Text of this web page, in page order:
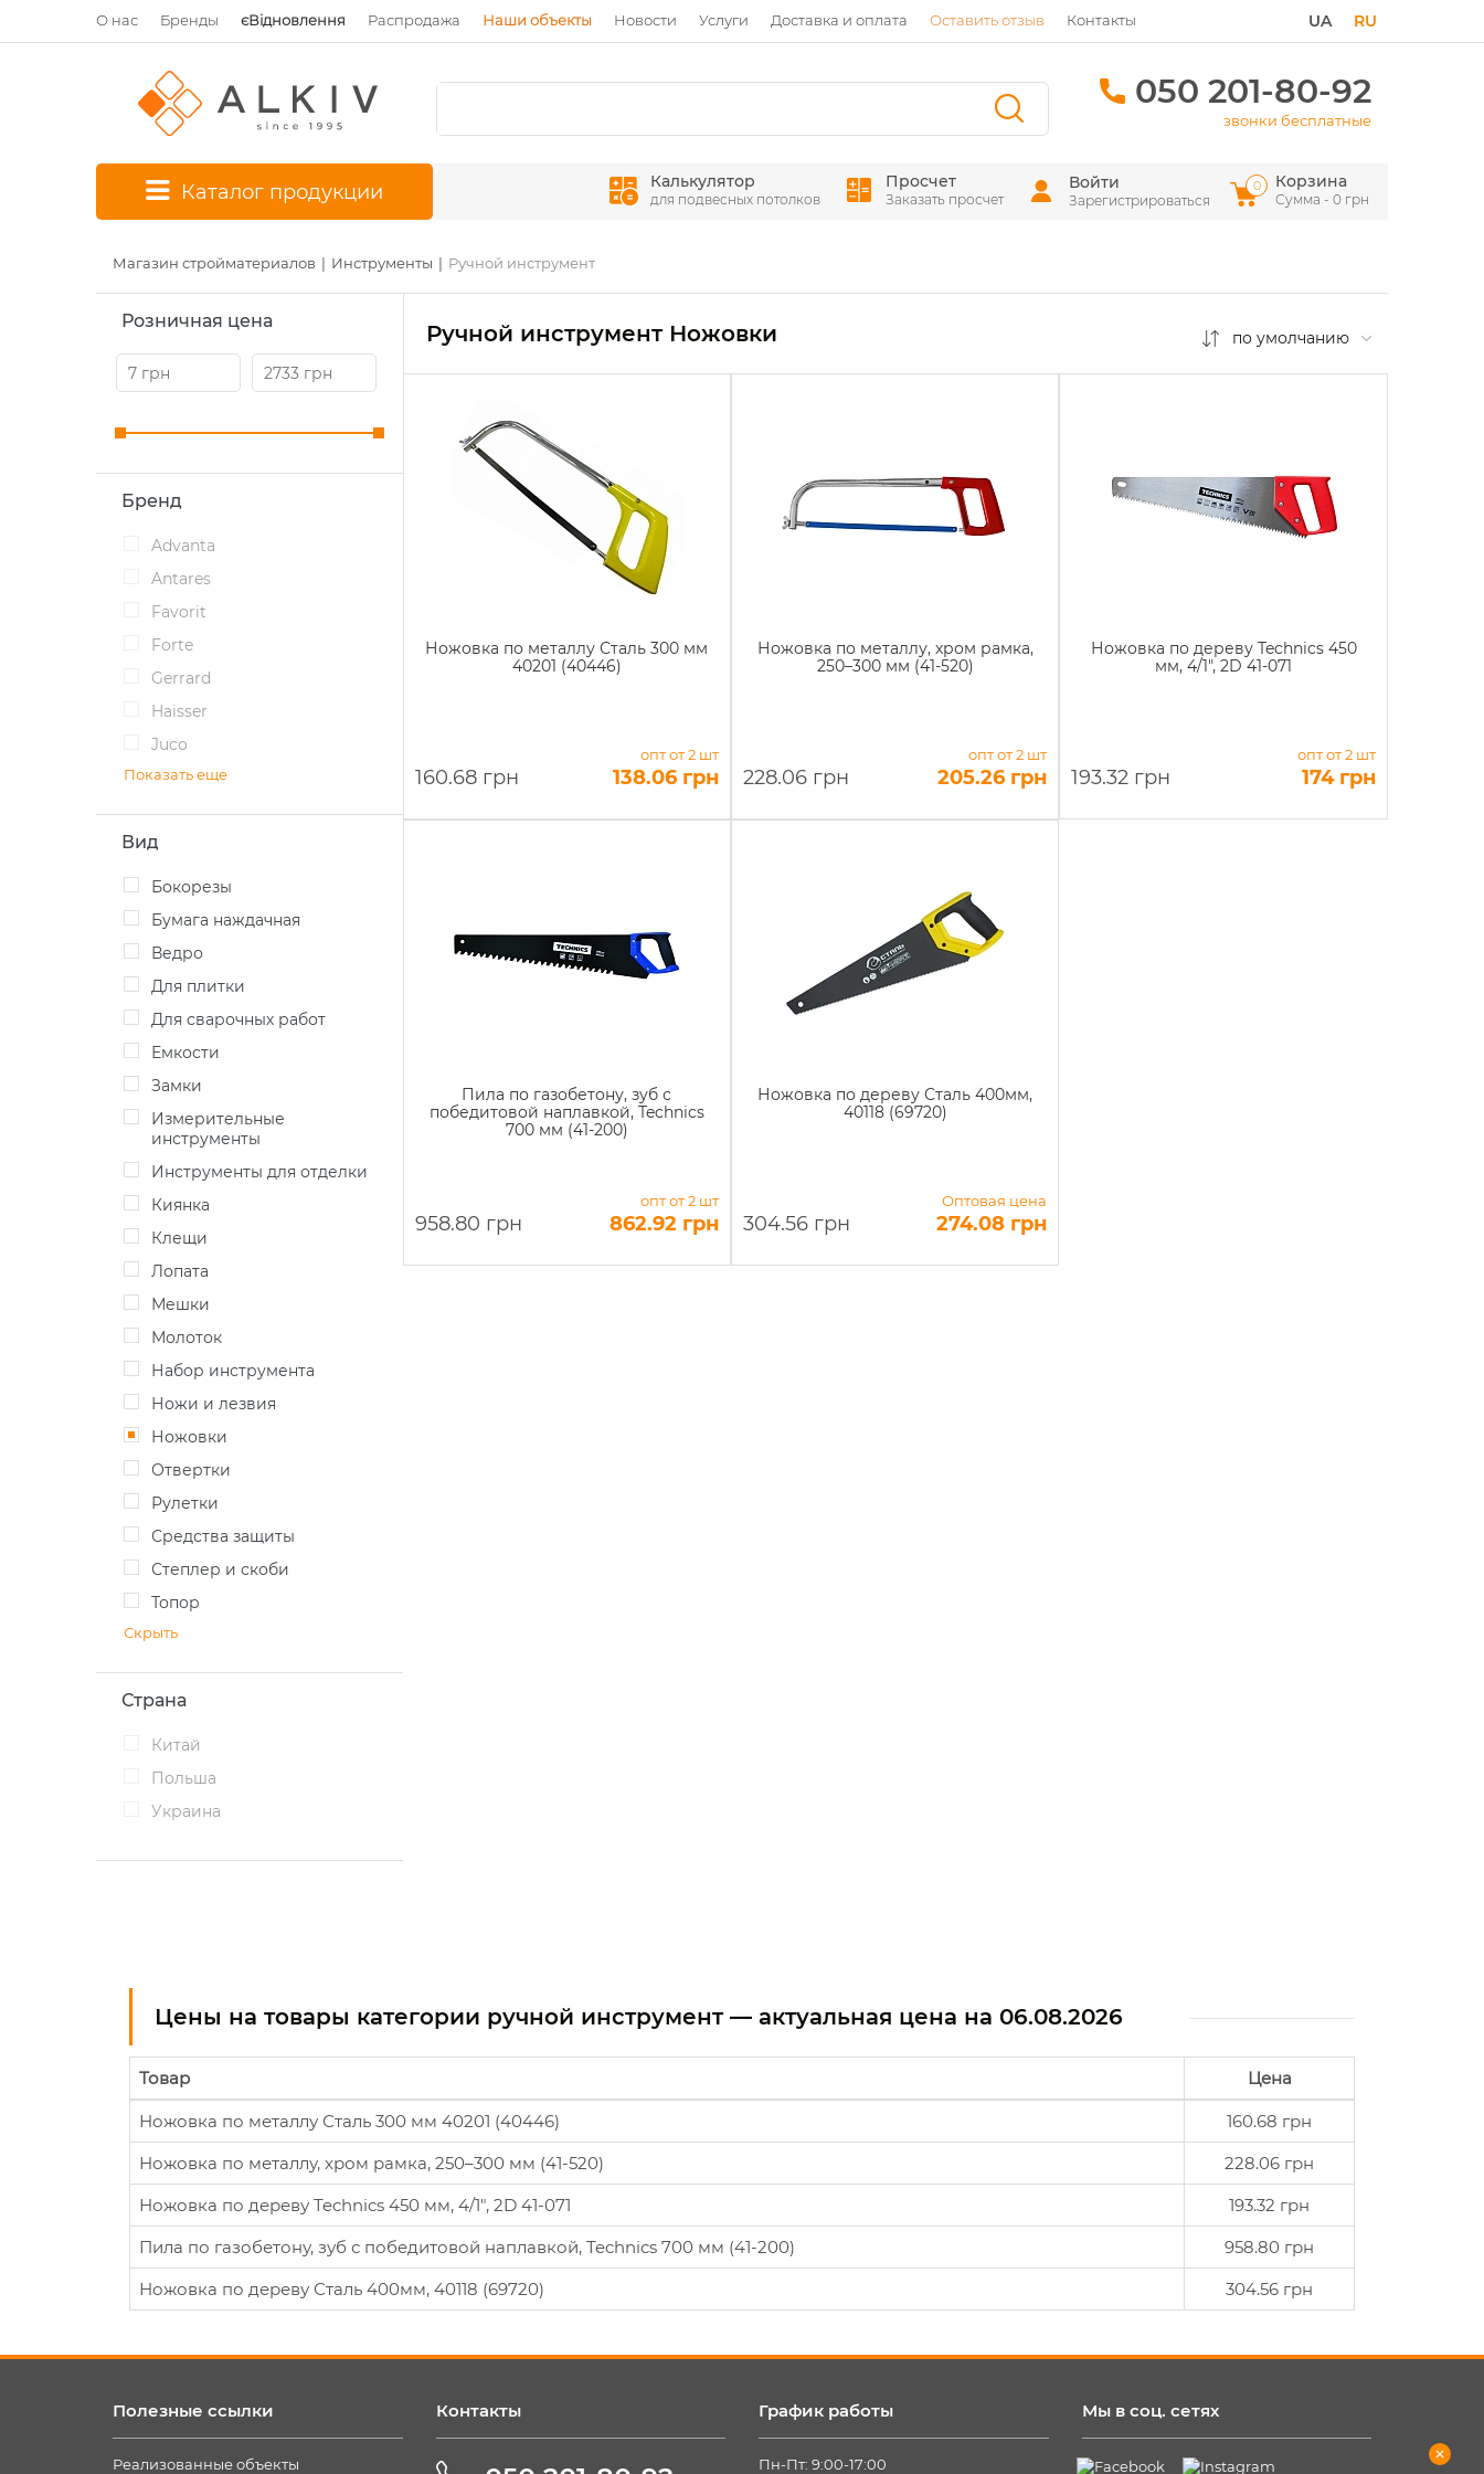
О нас Бренды єВідновлення Распродажа Наши объекты Новости Услуги Доставка и оплата Оставить отзыв Контакты RU
UA
050 201-80-92
звонки бесплатные
Каталог продукции Калькулятор
для подвесных потолков
Просчет
Заказать просчет
Войти
Зарегистрироваться
Корзина
Сумма - 0 грн
0
Магазин стройматериалов Инструменты Ручной инструмент
Розничная цена
Бренд
Advanta
Antares
Favorit
Forte
Gerrard
Haisser
Juco
Показать еще
Вид
Бокорезы
Бумага наждачная
Ведро
Для плитки
Для сварочных работ
Емкости
Замки
Измерительные
инструменты
Инструменты для отделки
Киянка
Клещи
Лопата
Мешки
Молоток
Набор инструмента
Ножи и лезвия
Ножовки
Отвертки
Рулетки
Средства защиты
Степлер и скоби
Топор
Скрыть
Страна
Китай
Польша
Украина
Ручной инструмент Ножовки по умолчанию
Ножовка по металлу Сталь 300 мм
40201 (40446)
160.68 грн
опт от 2 шт
138.06 грн
Ножовка по металлу, хром рамка,
250–300 мм (41-520)
228.06 грн
опт от 2 шт
205.26 грн
Ножовка по дереву Technics 450
мм, 4/1", 2D 41-071
193.32 грн
опт от 2 шт
174 грн
Пила по газобетону, зуб с
победитовой наплавкой, Technics
700 мм (41-200)
958.80 грн
опт от 2 шт
862.92 грн
Ножовка по дереву Сталь 400мм,
40118 (69720)
304.56 грн
Оптовая цена
274.08 грн
Цены на товары категории ручной инструмент — актуальная цена на 06.08.2026
Товар Цена
Ножовка по металлу Сталь 300 мм 40201 (40446)
160.68 грн
Ножовка по металлу, хром рамка, 250–300 мм (41-520)
228.06 грн
Ножовка по дереву Technics 450 мм, 4/1", 2D 41-071
193.32 грн
Пила по газобетону, зуб с победитовой наплавкой, Technics 700 мм (41-200)
958.80 грн
Ножовка по дереву Сталь 400мм, 40118 (69720)
304.56 грн
Полезные ссылки
Реализованные объекты
Контакты График работы
Пн-Пт: 9:00-17:00
Мы в соц. сетях